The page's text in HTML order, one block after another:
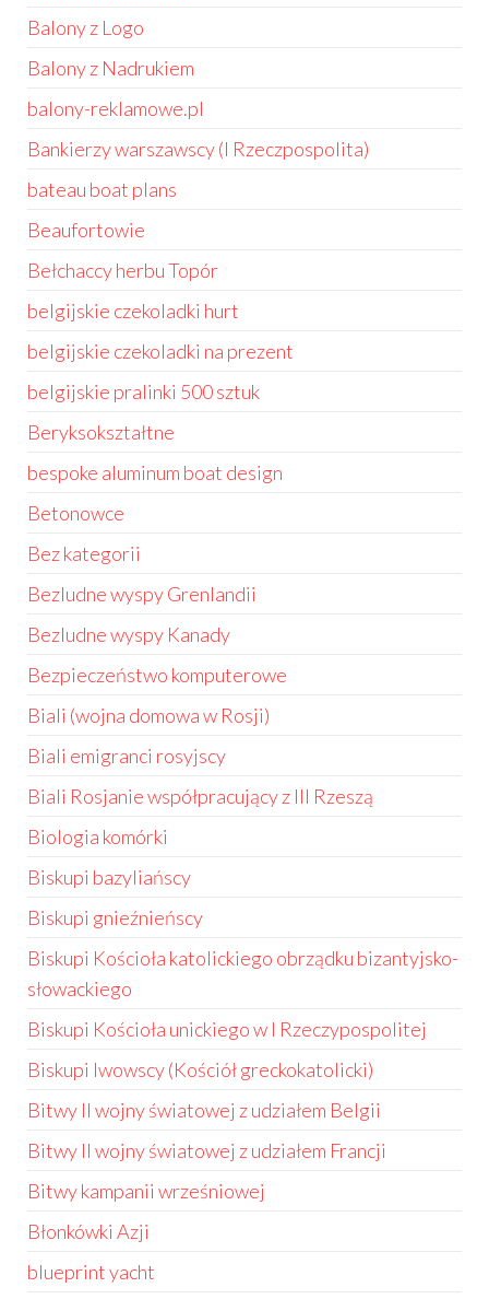
Balony z Logo
Balony z Nadrukiem
balony-reklamowe.pl
Bankierzy warszawscy (I Rzeczpospolita)
bateau boat plans
Beaufortowie
Bełchaccy herbu Topór
belgijskie czekoladki hurt
belgijskie czekoladki na prezent
belgijskie pralinki 500 sztuk
Beryksokształtne
bespoke aluminum boat design
Betonowce
Bez kategorii
Bezludne wyspy Grenlandii
Bezludne wyspy Kanady
Bezpieczeństwo komputerowe
Biali (wojna domowa w Rosji)
Biali emigranci rosyjscy
Biali Rosjanie współpracujący z III Rzeszą
Biologia komórki
Biskupi bazyliańscy
Biskupi gnieźnieńscy
Biskupi Kościoła katolickiego obrządku bizantyjsko-
słowackiego
Biskupi Kościoła unickiego w I Rzeczypospolitej
Biskupi lwowscy (Kościół greckokatolicki)
Bitwy II wojny światowej z udziałem Belgii
Bitwy II wojny światowej z udziałem Francji
Bitwy kampanii wrześniowej
Błonkówki Azji
blueprint yacht